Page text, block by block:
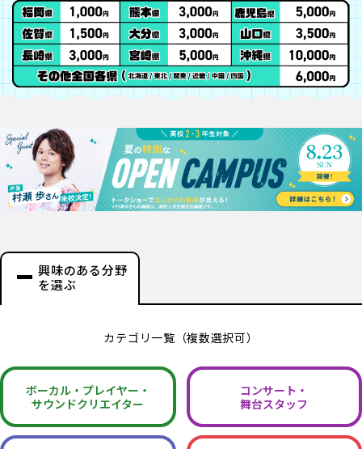
興味のある分野
を選ぶ
カテゴリ一覧（複数選択可）
ボーカル・ プレイヤー・
サウンドクリエイター
コンサート・
舞台スタッフ